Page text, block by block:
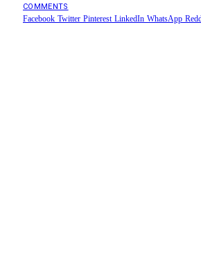
COMMENTS
Facebook Twitter Pinterest LinkedIn WhatsApp